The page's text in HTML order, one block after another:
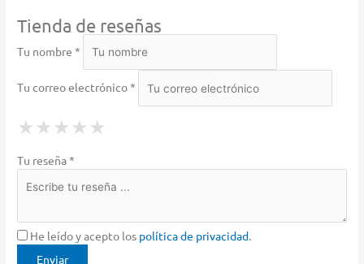
Tienda de reseñas
Tu nombre *
Tu correo electrónico *
★ 1 Star
★ ★ 2 Stars
★ ★ ★ 3 Stars
★ ★ ★ ★ 4 Stars
★ ★ ★ ★ ★
Tu reseña *
He leído y acepto los política de privacidad.